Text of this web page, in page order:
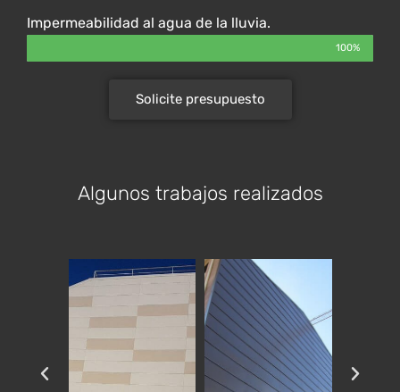
Impermeabilidad al agua de la lluvia.
100%
Solicite presupuesto
Algunos trabajos realizados